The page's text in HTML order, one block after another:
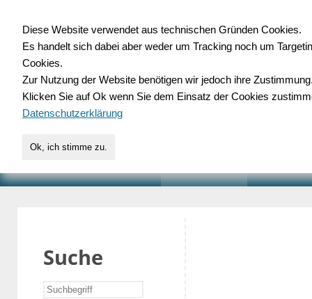
für Handwerk,
Suche
Diese Website verwendet aus technischen Gründen Cookies.
Es handelt sich dabei aber weder um Tracking noch um
Cookies.
Zur Nutzung der Website benötigen wir jedoch ihre
Klicken Sie auf Ok wenn Sie dem Einsatz der Cookies
Datenschutzerklärung
Ok, ich stimme zu.